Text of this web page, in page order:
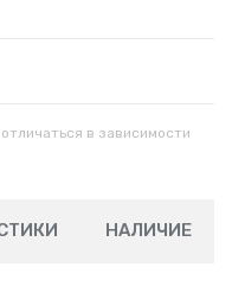
в зависимости
НАЛИЧИЕ